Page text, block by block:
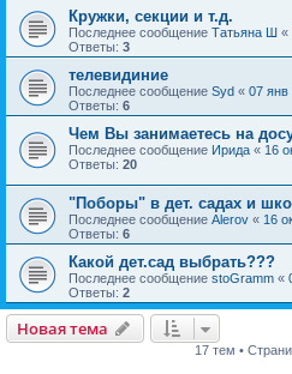
Кружки, секции и т.д.
Последнее сообщение Татьяна Ш «
Ответы: 3
телевидиние
Последнее сообщение Syd « 07 янв
Ответы: 6
Чем Вы занимаетесь на
Последнее сообщение Ирида « 16
Ответы: 20
"Поборы" в дет. садах и
Последнее сообщение Alerov « 16
Ответы: 6
Какой дет.сад выбрать???
Последнее сообщение stoGramm «
Ответы: 2
Новая тема
17 тем •